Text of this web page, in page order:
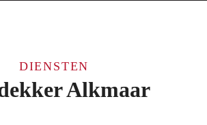
DIENSTEN
Alkmaar